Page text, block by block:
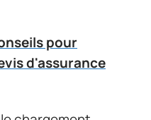
pour
d'assurance